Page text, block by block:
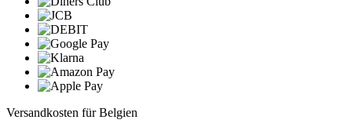
Versandkosten für Belgien